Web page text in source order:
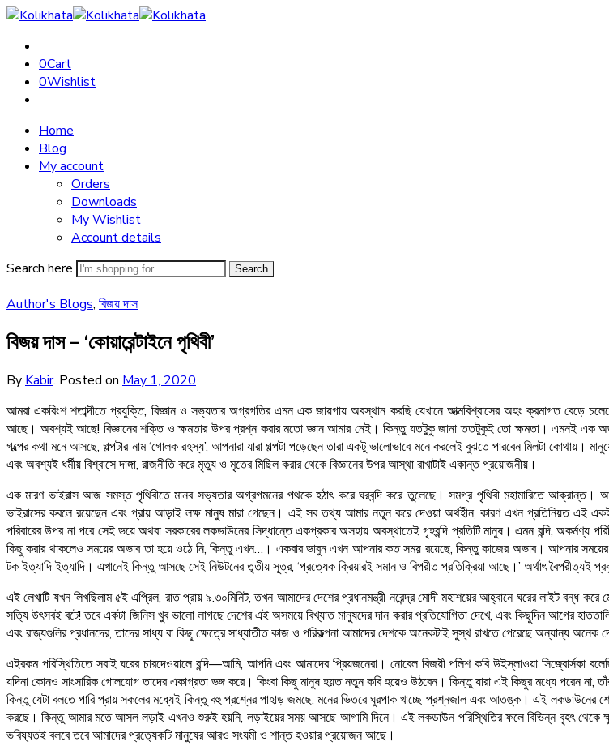
0Cart
0Wishlist
Home
Blog
My account
Orders
Downloads
My Wishlist
Account details
Search here
Search
Author's Blogs, বিজয় দাস
বিজয় দাস – ‘কোয়ারেন্টাইনে পৃথিবী’
By Kabir. Posted on May 1, 2020
আমরা একবিংশ শতাব্দীতে প্রযুক্তি, বিজ্ঞান ও সভ্যতার অগ্রগতির এমন এক জায়গায় অবস্থান করছি যেখানে আত্মবিশ্বাসের অহং ক্রমাগত বেড়ে
আছে। অবশ্যই আছে! বিজ্ঞানের শক্তি ও ক্ষমতার উপর প্রশ্ন করার মতো জ্ঞান আমার নেই। কিন্তু যতটুকু জানা ততটুকুই তো ক্ষমতা। এমনই এক
গল্পের কথা মনে আসছে, গল্পটার নাম ‘গোলক রহস্য’, আপনারা যারা গল্পটা পড়েছেন তারা একটু ভালোভাবে মনে করলেই বুঝতে পারবেন মিলটা কোথায়।
এবং অবশ্যই ধর্মীয় বিশ্বাসে দাঙ্গা, রাজনীতি করে মৃত্যু ও মৃতের মিছিল করার থেকে বিজ্ঞানের উপর আস্থা রাখাটাই একান্ত প্রয়োজনীয়।
এক মারণ ভাইরাস আজ সমস্ত পৃথিবীতে মানব সভ্যতার অগ্রগমনের পথকে হঠাৎ করে ঘরবন্দি করে তুলেছে। সমগ্র পৃথিবী মহামারিতে আক্রান্ত।
ভাইরাসের কবলে রয়েছেন এবং প্রায় আড়াই লক্ষ মানুষ মারা গেছেন। এই সব তথ্য আমার নতুন করে দেওয়া অর্থহীন, কারণ এখন প্রতিনিয়ত
পরিবারের উপর না পরে সেই ভয়ে অথবা সরকারের লকডাউনের সিদ্ধান্তে একপ্রকার অসহায় অবস্থাতেই গৃহবন্দি প্রতিটি মানুষ। এমন বন্দি,
কিছু করার থাকলেও সময়ের অভাব তা হয়ে ওঠে নি, কিন্তু এখন…। একবার ভাবুন এখন আপনার কত সময় রয়েছে, কিন্তু কাজের অভাব। আপনার সময়ের
টক ইত্যাদি ইত্যাদি। এখানেই কিন্তু আসছে সেই নিউটনের তৃতীয় সূত্র, ‘প্রত্যেক ক্রিয়ারই সমান ও বিপরীত প্রতিক্রিয়া আছে।’ অর্থাৎ বৈপরীত্যই
এই লেখাটি যখন লিখছিলাম ৫ই এপ্রিল, রাত প্রায় ৯.৩০মিনিট, তখন আমাদের দেশের প্রধানমন্ত্রী নরেন্দ্র মোদী মহাশয়ের আহ্বানে ঘরের লাইট
সত্যি উৎসবই বটে! তবে একটা জিনিস খুব ভালো লাগছে দেশের এই অসময়ে বিখ্যাত মানুষদের দান করার প্রতিযোগিতা দেখে, এবং কিছুদিন আগের
এবং রাজ্যগুলির প্রধানদের, তাদের সাধ্য বা কিছু ক্ষেত্রে সাধ্যাতীত কাজ ও পরিকল্পনা আমাদের দেশকে অনেকটাই সুস্থ রাখতে পেরেছে অন্যান্য অনেক
এইরকম পরিস্থিতিতে সবাই ঘরের চারদেওয়ালে বন্দি—আমি, আপনি এবং আমাদের প্রিয়জনেরা। নোবেল বিজয়ী পলিশ কবি উইস্লাওয়া সিজ্বোর্সকা
যদিনা কোনও সাংসারিক গোলযোগ তাদের একাগ্রতা ভঙ্গ করে। কিংবা কিছু মানুষ হয়ত নতুন কবি হয়েও উঠবেন। কিন্তু যারা এই কিছুর মধ্যে পরেন না,
কিন্তু যেটা বলতে পারি প্রায় সকলের মধ্যেই কিন্তু বহু প্রশ্নের পাহাড় জমছে, মনের ভিতরে ঘুরপাক খাচ্ছে প্রশ্নজাল এবং আতঙ্ক। এই লকডাউনের
করছে। কিন্তু আমার মতে আসল লড়াই এখনও শুরুই হয়নি, লড়াইয়ের সময় আসছে আগামি দিনে। এই লকডাউন পরিস্থিতির ফলে বিভিন্ন বৃহৎ থেকে
ভবিষ্যতই বলবে তবে আমাদের প্রত্যেকটি মানুষের আরও সংযমী ও শান্ত হওয়ার প্রয়োজন আছে।